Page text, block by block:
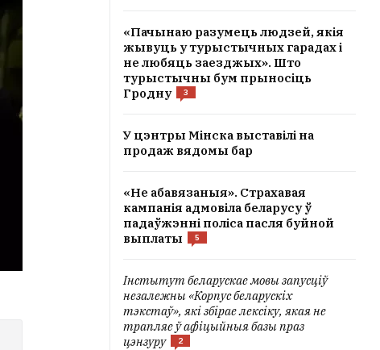
«Пачынаю разумець людзей, якія
жывуць у турыстычных гарадах і
не любяць заезджых». Што
турыстычны бум прыносіць
Гродну
3
У цэнтры Мінска выставілі на
продаж вядомы бар
«Не абавязаныя». Страхавая
кампанія адмовіла беларусу ў
падаўжэнні поліса пасля буйной
выплаты
5
Інстытут беларускае мовы запусціў
незалежны «Корпус беларускіх
тэкстаў», які збірае лексіку, якая не
трапляе ў афіцыйныя базы праз
цэнзуру
2